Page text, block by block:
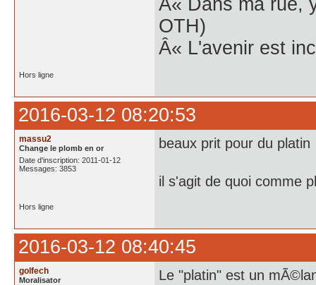
Â« Dans ma rue,
OTH)
Â« L'avenir est
Hors ligne
2016-03-12 08:20:53
massu2
Change le plomb en or
Date d'inscription: 2011-01-12
Messages: 3853
beaux prit pour du platin
il s'agit de quoi comme
Hors ligne
2016-03-12 08:40:45
golfech
Moralisator
Le "platin" est un